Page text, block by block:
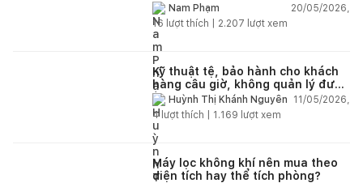
Nam Phạm
20/05/2026,
16 lượt thích | 2.207 lượt xem
Kỹ thuật tệ, bảo hành cho khách
hàng câu giờ, không quản lý được
nhân viên xây dựng của mình,
điện nhẹ, điện nước, tường quá
kém. Luôn đổ lỗi cho nhân viên.
Bảo hành quá tệ, tôi phải đợi rất
lâu mới dc bảo hành, liên hệ để
được bảo hành thì bơ khách
Huỳnh Thị Khánh Nguyên
11/05/2026,
4lượt thích | 1.169 lượt xem
Máy lọc không khí nên mua theo
diện tích hay thể tích phòng?